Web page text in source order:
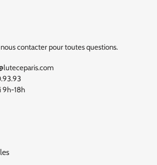
contacter pour toutes questions.
9h-18h